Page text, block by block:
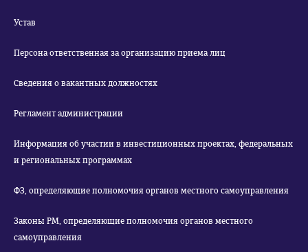
Устав
Персона ответственная за организацию приема лиц
Сведения о вакантных должностях
Регламент администрации
Информация об участии в инвестиционных проектах, федеральных
и региональных программах
ФЗ, определяющие полномочия органов местного самоуправления
Законы РМ, определяющие полномочия органов местного
самоуправления